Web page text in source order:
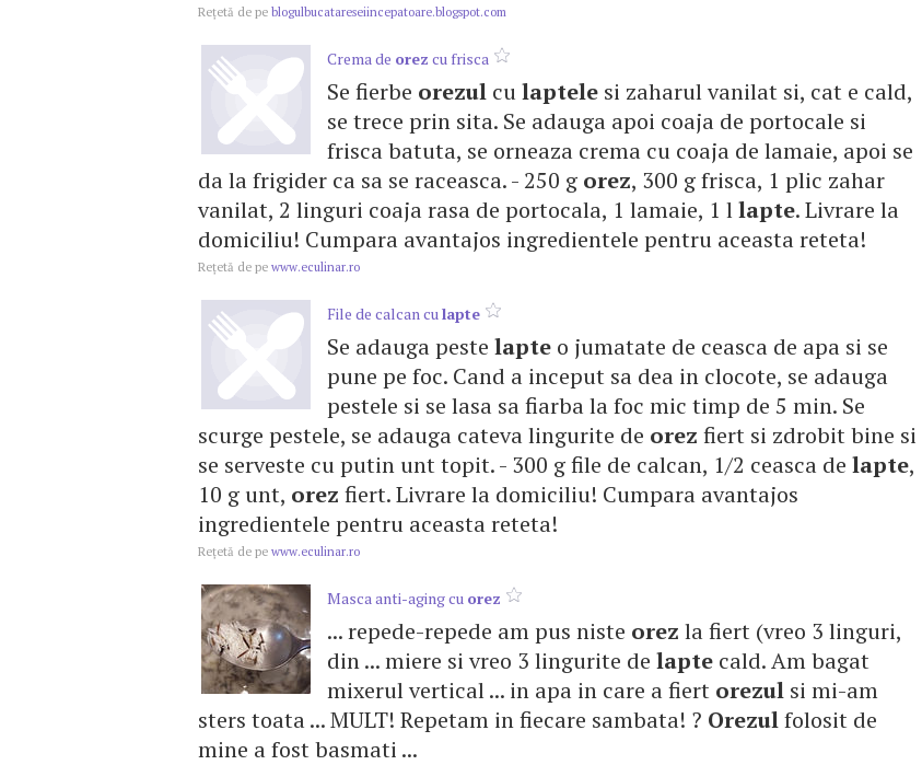
Reţetă de pe blogulbucatareseiincepatoare.blogspot.com
Crema de orez cu frisca
Se fierbe orezul culaptele si zaharul vanilat si, cat e cald,
se trece prin sita. Se adauga apoi coaja de portocale si
frisca batuta, se orneaza crema cu coaja de lamaie, apoi se
da la frigider ca sa se raceasca. - 250 g orez, 300 g frisca, 1 plic zahar
vanilat, 2 linguri coaja rasa de portocala, 1 lamaie, 1 llapte. Livrare la
domiciliu! Cumpara avantajos ingredientele pentru aceasta reteta!
Reţetă de pe www.eculinar.ro
File de calcan culapte
Se adauga peste lapte o jumatate de ceasca de apa si se
pune pe foc. Cand a inceput sa dea in clocote, se adauga
pestele si se lasa sa fiarba la foc mic timp de 5 min. Se
scurge pestele, se adauga cateva lingurite de orez fiert si zdrobit bine si
se serveste cu putin unt topit. - 300 g file de calcan, 1/2 ceasca de lapte,
10 g unt, orez fiert. Livrare la domiciliu! Cumpara avantajos
ingredientele pentru aceasta reteta!
Reţetă de pe www.eculinar.ro
Masca anti-aging cu orez
... repede-repede am pus niste orez la fiert (vreo 3 linguri,
din ... miere si vreo 3 lingurite de lapte cald. Am bagat
mixerul vertical ... in apa in care a fiert orezul si mi-am
sters toata ... MULT! Repetam in fiecare sambata! ? Orezulfolosit de
mine a fost basmati ...